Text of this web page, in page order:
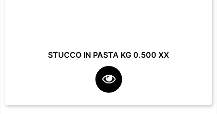
STUCCO IN PASTA KG 0.500 XX